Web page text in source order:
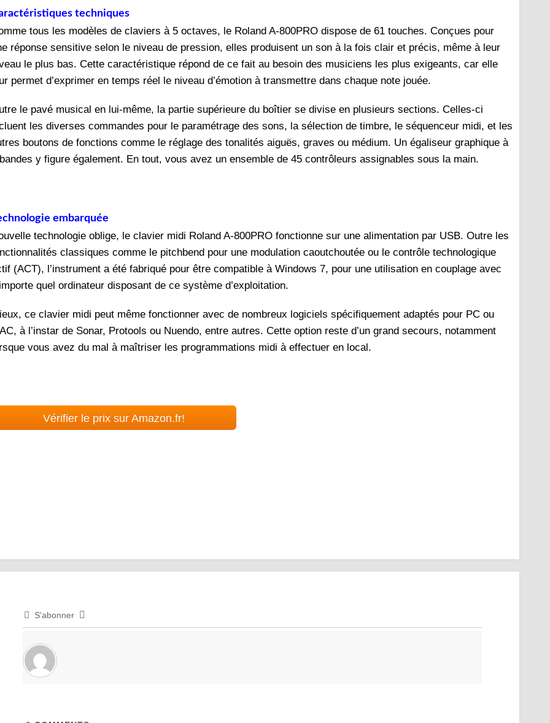
techniques
tous les modèles de claviers à 5 octaves, le Roland A-800PRO dispose de 61 touches. Conçues pour
réponse sensitive selon le niveau de pression, elles produisent un son à la fois clair et précis, même à leur
le plus bas. Cette caractéristique répond de ce fait au besoin des musiciens les plus exigeants, car elle
permet d’exprimer en temps réel le niveau d’émotion à transmettre dans chaque note jouée.
le pavé musical en lui-même, la partie supérieure du boîtier se divise en plusieurs sections. Celles-ci
les diverses commandes pour le paramétrage des sons, la sélection de timbre, le séquenceur midi, et les
boutons de fonctions comme le réglage des tonalités aiguës, graves ou médium. Un égaliseur graphique à
y figure également. En tout, vous avez un ensemble de 45 contrôleurs assignables sous la main.
embarquée
technologie oblige, le clavier midi Roland A-800PRO fonctionne sur une alimentation par USB. Outre les
classiques comme le pitchbend pour une modulation caoutchoutée ou le contrôle technologique
(ACT), l’instrument a été fabriqué pour être compatible à Windows 7, pour une utilisation en couplage avec
quel ordinateur disposant de ce système d’exploitation.
ce clavier midi peut même fonctionner avec de nombreux logiciels spécifiquement adaptés pour PC ou
à l’instar de Sonar, Protools ou Nuendo, entre autres. Cette option reste d’un grand secours, notamment
vous avez du mal à maîtriser les programmations midi à effectuer en local.
Vérifier le prix sur Amazon.fr!
S'abonner